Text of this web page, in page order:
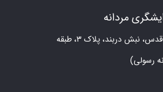
مردانه
نبش دربند، پلاک ۳، طبقه